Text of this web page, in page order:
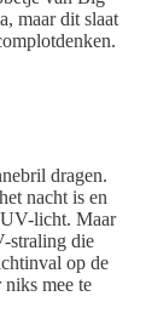
maar dit slaat
dragen.
nacht is en
UV-licht. Maar
straling die
op de
niks mee te